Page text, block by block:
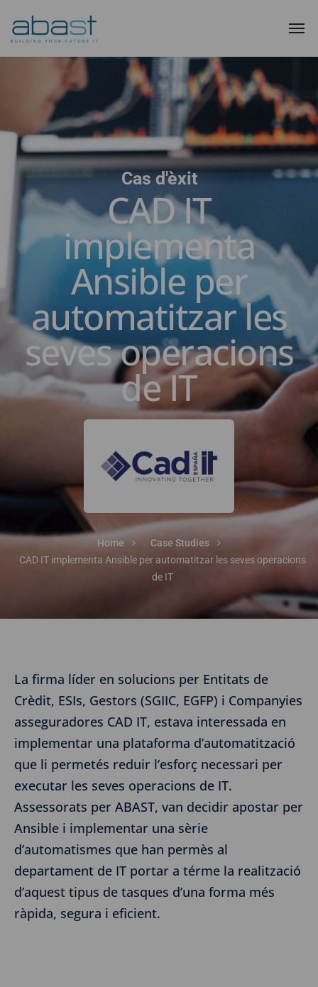
Cas d'èxit
CAD IT
implementa
Ansible per
automatitzar les
seves operacions
de IT
Home
Case Studies
CAD IT implementa Ansible per automatitzar les seves operacions
de IT
La firma líder en solucions per Entitats de
Crèdit, ESIs, Gestors (SGIIC, EGFP) i Companyies
asseguradores CAD IT, estava interessada en
implementar una plataforma d’automatització
que li permetés reduir l’esforç necessari per
executar les seves operacions de IT.
Assessorats per ABAST, van decidir apostar per
Ansible i implementar una sèrie
d’automatismes que han permès al
departament de IT portar a térme la realització
d’aquest tipus de tasques d’una forma més
ràpida, segura i eficient.